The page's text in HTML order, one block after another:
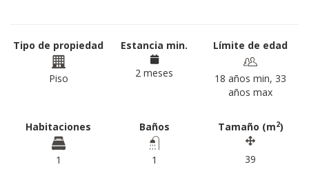
Tipo de propiedad
Piso
Estancia min.
2 meses
Límite de edad
18 años min, 33
años max
Habitaciones
1
Baños
1
Tamaño (m2)
39